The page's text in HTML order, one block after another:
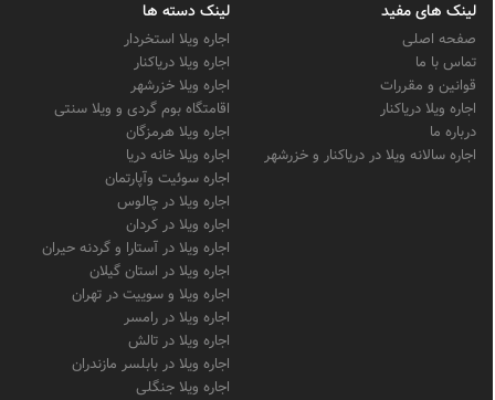
لینک های مفید
صفحه اصلی
تماس با ما
قوانین و مقررات
اجاره ویلا دریاکنار
درباره ما
اجاره سالانه ویلا در دریاکنار و خزرشهر
لینک دسته ها
اجاره ویلا استخردار
اجاره ویلا دریاکنار
اجاره ویلا خزرشهر
اقامتگاه بوم گردی و ویلا سنتی
اجاره ویلا هرمزگان
اجاره ویلا خانه دریا
اجاره سوئیت وآپارتمان
اجاره ویلا در چالوس
اجاره ویلا در کردان
اجاره ویلا در آستارا و گردنه حیران
اجاره ویلا در استان گیلان
اجاره ویلا و سوییت در تهران
اجاره ویلا در رامسر
اجاره ویلا در تالش
اجاره ویلا در بابلسر مازندران
اجاره ویلا جنگلی